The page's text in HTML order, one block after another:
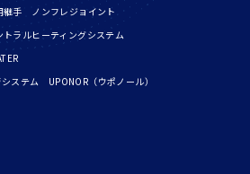
継手 ノンフレジョイント
トラルヒーティングシステム
ステム UPONOR（ウポノール）